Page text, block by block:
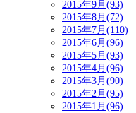
2015年9月(93)
2015年8月(72)
2015年7月(110)
2015年6月(96)
2015年5月(93)
2015年4月(96)
2015年3月(90)
2015年2月(95)
2015年1月(96)